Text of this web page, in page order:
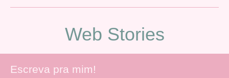
Web Stories
Escreva pra mim!